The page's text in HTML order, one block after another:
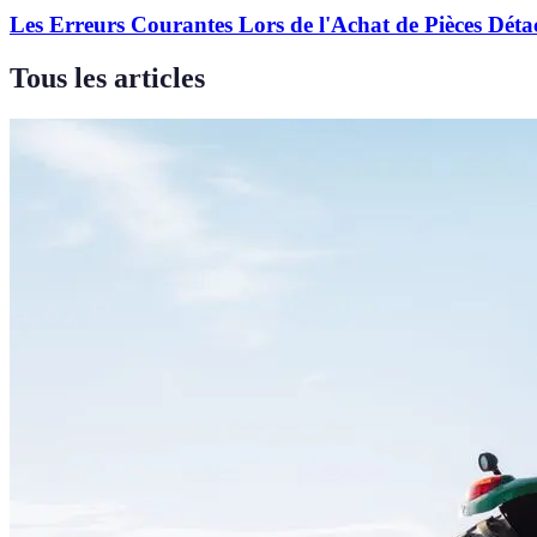
Les Erreurs Courantes Lors de l'Achat de Pièces
Tous les articles